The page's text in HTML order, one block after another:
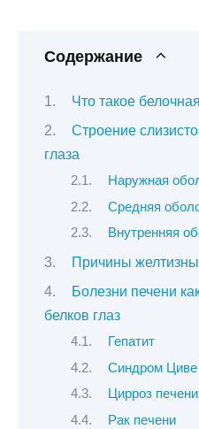
Содержание
Что такое
Строение
глаза
Наружная
Средняя
Внутренняя
Причины желтизны
Болезни печени
белков глаз
Гепатит
Синдром Циве
Цирроз печени
Рак печени